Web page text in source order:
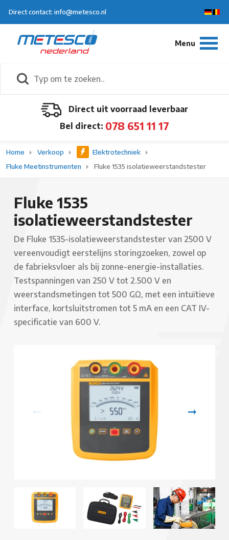
Direct contact: info@metesco.nl
Direct uit voorraad leverbaar
Bel direct: 078 651 11 17
Home Verkoop
Elektrotechniek
Fluke Meetinstrumenten
Fluke 1535 isolatieweerstandstester
Fluke 1535
isolatieweerstandstester
De Fluke 1535-isolatieweerstandstester van 2500 V
vereenvoudigt eerstelijns storingzoeken, zowel op
de fabrieksvloer als bij zonne-energie-installaties.
Testspanningen van 250 V tot 2.500 V en
weerstandsmetingen tot 500 GΩ, met een intuïtieve
interface, kortsluitstromen tot 5 mA en een CAT IV-
specificatie van 600 V.